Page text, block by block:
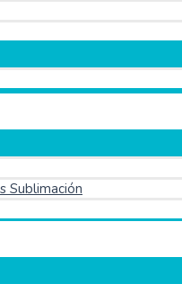
Sublimación